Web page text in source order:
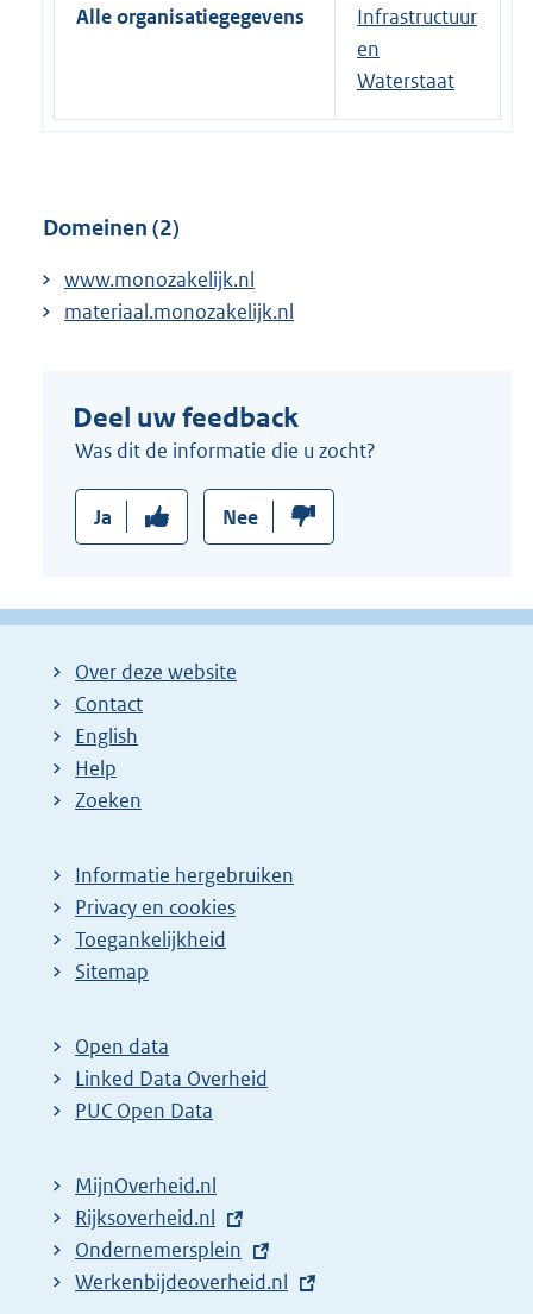
Alle organisatiegegevens
Infrastructuur
en
Waterstaat
Domeinen (2)
www.monozakelijk.nl
materiaal.monozakelijk.nl
Deel uw feedback
Was dit de informatie die u zocht?
Ja Nee
Over deze website
Contact
English
Help
Zoeken
Informatie hergebruiken
Privacy en cookies
Toegankelijkheid
Sitemap
Open data
Linked Data Overheid
PUC Open Data
MijnOverheid.nl
E
x
t
Rijksoverheid.nl
E
x
Ondernemersplein
E
Werkenbijdeoverheid.nl